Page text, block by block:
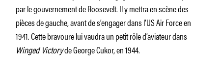
par le gouvernement de Roosevelt. Il y mettra en scène des
pièces de gauche, avant de s’engager dans l’US Air Force en
1941. Cette bravoure lui vaudra un petit rôle d’aviateur dans
Winged Victoryde George Cukor, en 1944.